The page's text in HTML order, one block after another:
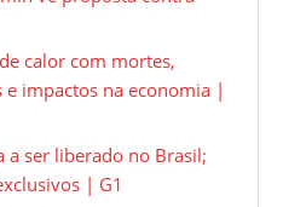
calor com mortes,
impactos na economia |
a ser liberado no Brasil;
| G1